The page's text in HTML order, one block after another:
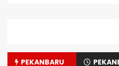
PEKANBARU